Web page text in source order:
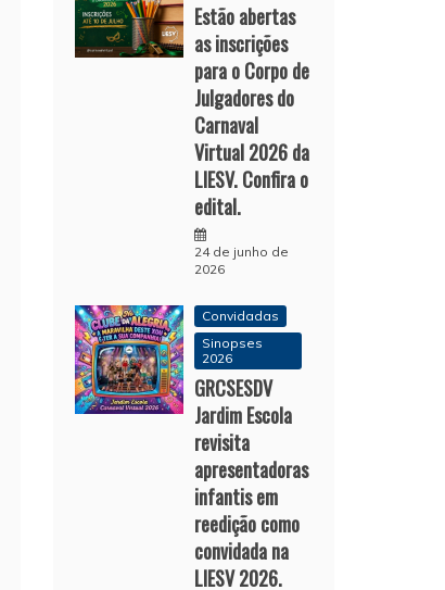
Estão abertas
as inscrições
para o Corpo de
Julgadores do
Carnaval
Virtual 2026 da
LIESV. Confira o
edital.
24 de junho de
2026
Convidadas
Sinopses
2026
GRCSESDV
Jardim Escola
revisita
apresentadoras
infantis em
reedição como
convidada na
LIESV 2026.